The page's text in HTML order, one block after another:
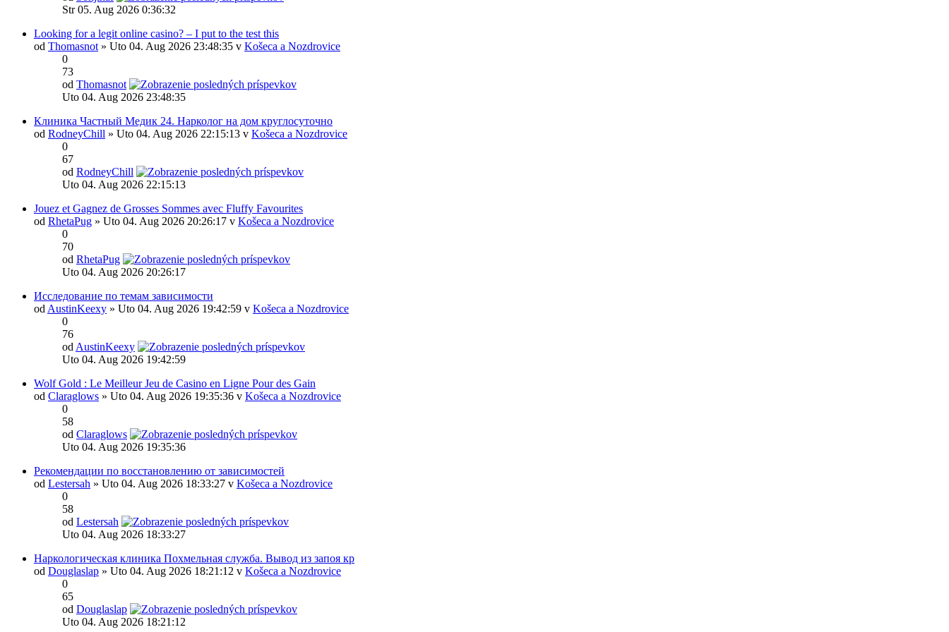
Str 05. Aug 2026 0:36:32
Looking for a legit online casino? – I put to the test this
od Thomasnot » Uto 04. Aug 2026 23:48:35 v Košeca a Nozdrovice
0
73
od Thomasnot
Uto 04. Aug 2026 23:48:35
Клиника Частный Медик 24. Нарколог на дом круглосуточно
od RodneyChill » Uto 04. Aug 2026 22:15:13 v Košeca a Nozdrovice
0
67
od RodneyChill
Uto 04. Aug 2026 22:15:13
Jouez et Gagnez de Grosses Sommes avec Fluffy Favourites
od RhetaPug » Uto 04. Aug 2026 20:26:17 v Košeca a Nozdrovice
0
70
od RhetaPug
Uto 04. Aug 2026 20:26:17
Исследование по темам зависимости
od AustinKeexy » Uto 04. Aug 2026 19:42:59 v Košeca a Nozdrovice
0
76
od AustinKeexy
Uto 04. Aug 2026 19:42:59
Wolf Gold : Le Meilleur Jeu de Casino en Ligne Pour des Gain
od Claraglows » Uto 04. Aug 2026 19:35:36 v Košeca a Nozdrovice
0
58
od Claraglows
Uto 04. Aug 2026 19:35:36
Рекомендации по восстановлению от зависимостей
od Lestersah » Uto 04. Aug 2026 18:33:27 v Košeca a Nozdrovice
0
58
od Lestersah
Uto 04. Aug 2026 18:33:27
Наркологическая клиника Похмельная служба. Вывод из запоя кр
od Douglaslap » Uto 04. Aug 2026 18:21:12 v Košeca a Nozdrovice
0
65
od Douglaslap
Uto 04. Aug 2026 18:21:12